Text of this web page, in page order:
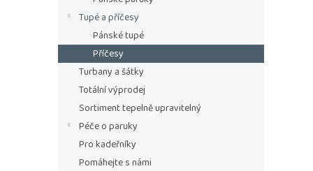
a
n
Tupé a příčesy
Pánské tupé
Příčesy
Turbany a šátky
Totální výprodej
Sortiment tepelně upravitelný
Péče o paruky
Pro kadeřníky
Pomáhejte s námi